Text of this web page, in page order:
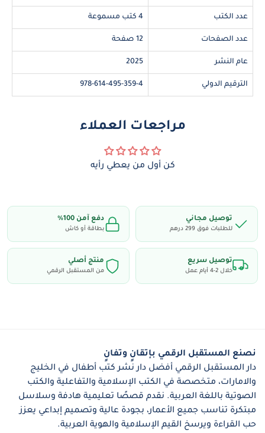
واهتماماتهم.
محتوى السلسلة:
كتاب"أخلاقي": استكشاف الأخلاق الإسلامية من خلال
قصص تفاعلية تعلّم الأطفال أهمية التعامل الحسن
"الكلمة الطَّيِّبَة": تعليم الأطفال أهمية الكلمة
الطيبة، وكيفية قول الشكر والتعبير عن الامتنان.
: يقدم هذا الكتاب للأطفال أساسيات
كتاب"الذكر والدعاء"
: يعرّف الأطفال على الأدعية
والأذكار اليومية. من أذكار الصباح والمساء إلى الدعاء
قبل النوم.
تُعلم الأطفال الأخلاق الإسلامية الحميدة والسلوكيات
الإيجابية.
تُقدم أساسيات العبادات بطريقة مبسطة وسهلة
الفهم.
عدد الكتب 4 كتب مسموعة
عدد الصفحات 12 صفحة
عام النشر 2025
الترقيم الدولي 978-614-495-359-4
مراجعات العملاء
كن أول من يعطي رأيه
توصيل مجاني
للطلبات فوق 299 درهم
دفع آمن 100٪
بطاقة أو كاش
توصيل سريع
خلال 2-4 أيام عمل
منتج أصلي
من المستقبل الرقمي
نصنع المستقبل الرقمي بإتقانٍ وتفانٍ
دار المستقبل الرقمي أفضل دار نشر كتب أطفال في الخليج
والامارات، متخصصة في الكتب الإسلامية والتفاعلية والكتب
الصوتية باللغة العربية. نقدم قصصًا تعليمية هادفة وسلاسل
مبتكرة تناسب جميع الأعمار، بجودة عالية وتصميم إبداعي يعزز
حب القراءة ويرسخ القيم الإسلامية والهوية العربية.